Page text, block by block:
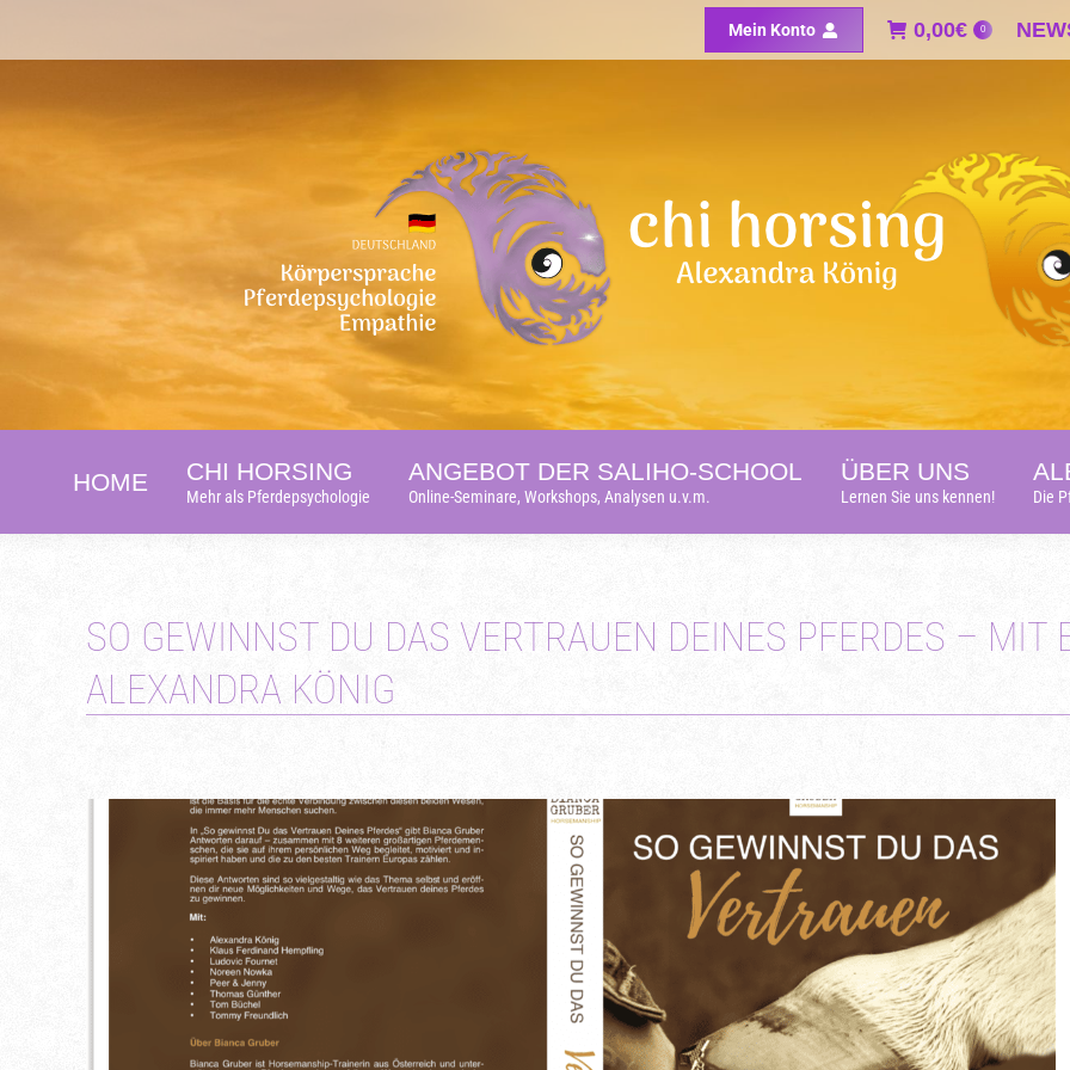
Mein Konto 0,00€ 0
HOME CHI HORSING
Mehr als Pferdepsychologie
ANGEBOT DER SALIHO-SCHOOL
Online-Seminare, Workshops, Analysen u.v.m.
ÜBER UNS
Lernen Sie uns kennen! Die
SO GEWINNST DU DAS VERTRAUEN DEINES PFERDES – MIT
ALEXANDRA KÖNIG
Mein Konto 0,00€ 0
HOME CHI HORSING